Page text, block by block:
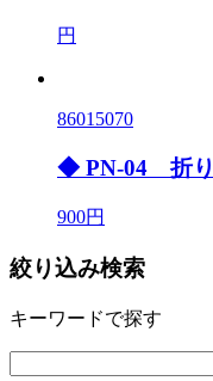
円
86015070
◆ PN-04 折り
900円
絞り込み検索
キーワードで探す